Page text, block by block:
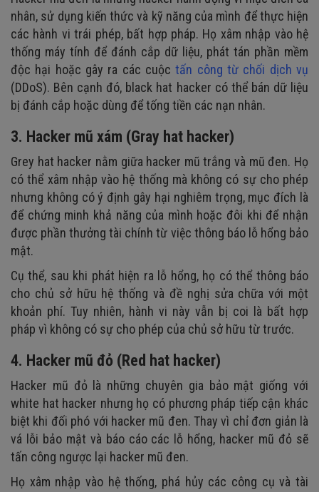
nhân, sử dụng kiến thức và kỹ năng của mình để thực hiện
các hành vi trái phép, bất hợp pháp. Họ xâm nhập vào hệ
thống máy tính để đánh cắp dữ liệu, phát tán phần mềm
độc hại hoặc gây ra các cuộctấn công từ chối dịch vụ
(DDoS). Bên cạnh đó, black hat hacker có thể bán dữ liệu
bị đánh cắp hoặc dùng để tống tiền các nạn nhân.
3. Hacker mũ xám (Gray hat hacker)
Grey hat hacker nằm giữa hacker mũ trắng và mũ đen. Họ
có thể xâm nhập vào hệ thống mà không có sự cho phép
nhưng không có ý định gây hại nghiêm trọng, mục đích là
để chứng minh khả năng của mình hoặc đôi khi để nhận
được phần thưởng tài chính từ việc thông báo lỗ hổng bảo
mật.
Cụ thể, sau khi phát hiện ra lỗ hổng, họ có thể thông báo
cho chủ sở hữu hệ thống và đề nghị sửa chữa với một
khoản phí. Tuy nhiên, hành vi này vẫn bị coi là bất hợp
pháp vì không có sự cho phép của chủ sở hữu từ trước.
4. Hacker mũ đỏ (Red hat hacker)
Hacker mũ đỏ là những chuyên gia bảo mật giống với
white hat hacker nhưng họ có phương pháp tiếp cận khác
biệt khi đối phó với hacker mũ đen. Thay vì chỉ đơn giản là
vá lỗi bảo mật và báo cáo các lỗ hổng, hacker mũ đỏ sẽ
tấn công ngược lại hacker mũ đen.
Họ xâm nhập vào hệ thống, phá hủy các công cụ và tài